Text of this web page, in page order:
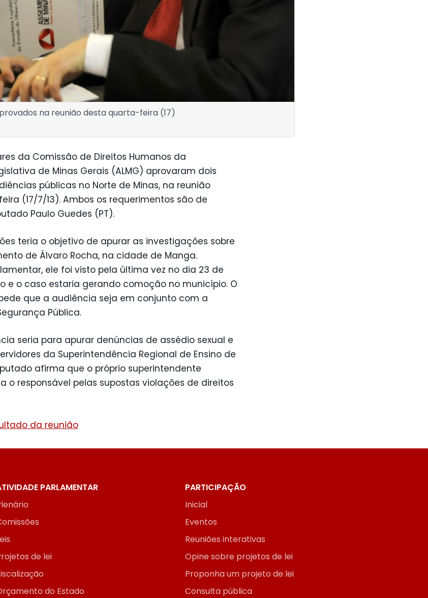
na reunião desta quarta-feira (17)
da Comissão de Direitos Humanos da
de Minas Gerais (ALMG) aprovaram dois
públicas no Norte de Minas, na reunião
(17/7/13). Ambos os requerimentos são de
Paulo Guedes (PT).
teria o objetivo de apurar as investigações sobre
de Álvaro Rocha, na cidade de Manga.
ele foi visto pela última vez no dia 23 de
e o caso estaria gerando comoção no município. O
que a audiência seja em conjunto com a
Pública.
seria para apurar denúncias de assédio sexual e
da Superintendência Regional de Ensino de
afirma que o próprio superintendente
o responsável pelas supostas violações de direitos
da reunião
PARLAMENTAR
de lei
do Estado
PARTICIPAÇÃO
Inicial
Eventos
Reuniões interativas
Opine sobre projetos de lei
Proponha um projeto de lei
Consulta pública